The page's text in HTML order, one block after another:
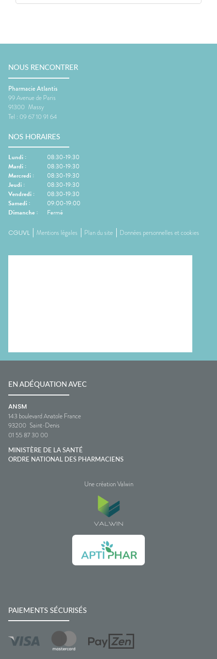
NOUS RENCONTRER
Pharmacie Atlantis
99 Avenue de Paris
91300 Massy
Tel : 09 67 10 91 64
NOS HORAIRES
Lundi :
08:30-19:30
Mardi :
08:30-19:30
Mercredi :
08:30-19:30
Jeudi :
08:30-19:30
Vendredi :
08:30-19:30
Samedi :
09:00-19:00
Dimanche : Fermé
CGUVL Mentions légales Plan du site Données personnelles et cookies
EN ADÉQUATION AVEC
ANSM
143 boulevard Anatole France
93200 Saint-Denis
01 55 87 30 00
MINISTÈRE DE LA SANTÉ
ORDRE NATIONAL DES PHARMACIENS
Une création Valwin
PAIEMENTS SÉCURISÉS